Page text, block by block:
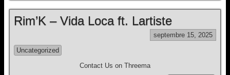
Rim’K – Vida Loca ft. Lartiste
septembre 15, 2025
Uncategorized
Contact Us on Threema